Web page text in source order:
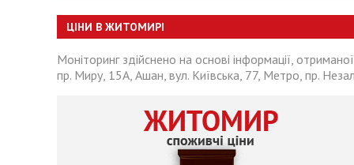
ЦІНИ В ЖИТОМИРІ
Моніторинг здійснено на основі інформації,
пр. Миру, 15А, Ашан, вул. Київська, 77, Метро, пр.